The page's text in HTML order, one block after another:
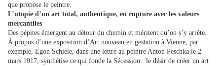
que propose le peintre.
L’utopie d’un art total, authentique, en rupture avec les valeurs
mercantiles
Des pépites émergent au détour du chemin et méritent qu’on s’y arrête.
À propos d’une exposition d’Art nouveau en gestation à Vienne, par
exemple, Egon Schiele, dans une lettre au peintre Anton Peschka le 2
mars 1917, synthétise ce qui fonde la Sécession : le désir de créer un art